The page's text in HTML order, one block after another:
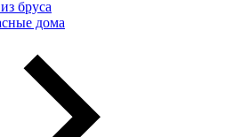
бруса
дома